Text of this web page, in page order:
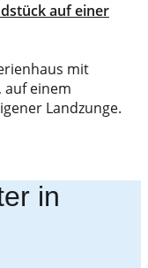
auf einer
mit
auf einem
Landzunge.
in